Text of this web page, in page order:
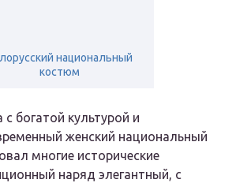
национальный
костюм
с богатой культурой и
женский национальный
многие исторические
наряд элегантный, с